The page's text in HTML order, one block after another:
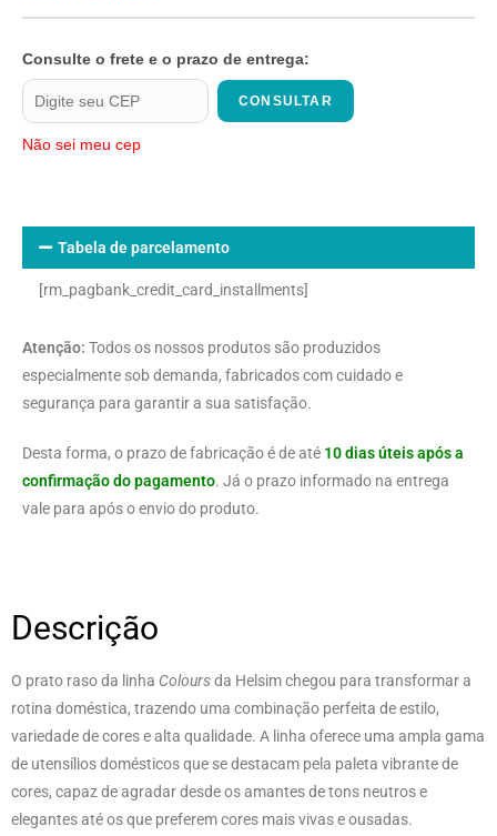
Consulte o frete e o prazo de entrega:
CONSULTAR
Não sei meu cep
Tabela de parcelamento
[rm_pagbank_credit_card_installments]
Atenção: Todos os nossos produtos são produzidos
especialmente sob demanda, fabricados com cuidado e
segurança para garantir a sua satisfação.
Desta forma, o prazo de fabricação é de até 10 dias úteis após a
confirmação do pagamento. Já o prazo informado na entrega
vale para após o envio do produto.
Descrição
O prato raso da linha Coloursda Helsim chegou para transformar a
rotina doméstica, trazendo uma combinação perfeita de estilo,
variedade de cores e alta qualidade. A linha oferece uma ampla gama
de utensílios domésticos que se destacam pela paleta vibrante de
cores, capaz de agradar desde os amantes de tons neutros e
elegantes até os que preferem cores mais vivas e ousadas.